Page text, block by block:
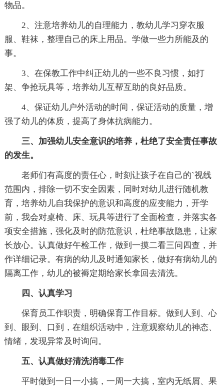
物品。
2、注意培养幼儿的自理能力，教幼儿学习穿衣服
服、鞋袜，整理自己的床上用品。学做一些力所能及的
事。
3、在保教工作中纠正幼儿的一些不良习惯，如打
架、争抢玩具等，培养幼儿互帮互助的良好品质。
4、保证幼儿户外活动的时间，保证活动的质量，增
强了幼儿的体质，提高了身体抗病能力。
三、加强幼儿安全意识的培养，杜绝了安全责任事故
的发生。
老师们有高度的责任心，时刻让孩子在自己的`视线
范围内，排除一切不安全因素，同时对幼儿进行随机教
育，培养幼儿自我保护的意识和高度的应变能力，开学
前，我会对桌椅、床、玩具等进行了全面检查，并落实各
项安全措施，强化及时的防范意识，杜绝事故隐患，让家
长放心。认真做好午检工作，做到一摸二看三问四查，并
作详细记录。有病的幼儿及时通知家长，做好有病幼儿的
隔离工作，幼儿的被褥定期给家长拿回去清洗。
四、认真学习
保育员工作职责，明确保育工作目标。做到人到、心
到、眼到、口到，在组织活动中，注意观察幼儿的神态、
情绪，发现异常及时询问。
五、认真做好清洗消毒工作
平时做到一日一小搞，一周一大搞，室内无纸屑、果